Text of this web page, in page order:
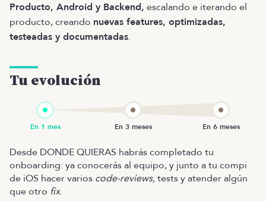
Producto, Android y Backend, escalando e iterando el
producto, creando nuevas features, optimizadas,
testeadas y documentadas.
Tu evolución
Desde DONDE QUIERAS habrás completado tu
onboarding: ya conocerás al equipo, y junto a tu compi
de iOS hacer varios code-reviews,tests y atender algún
que otro fix.